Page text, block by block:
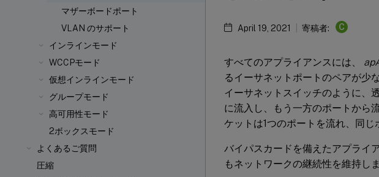
マザーボードポート
VLAN のサポート
インラインモード
WCCPモード
仮想インラインモード
グループモード
高可用性モード
2ボックスモード
よくあるご質問
圧縮
April 19, 2021 寄稿者: C
すべてのアプライアンスには、
るイーサネットポートのペアが少
イーサネットスイッチのように、
に流入し、もう一方のポートから
ケットは1つのポートを流れ、同じ
バイパスカードを備えたアプライ
もネットワークの継続性を維持しま